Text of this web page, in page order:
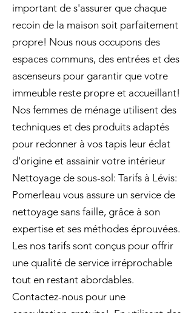
important de s'assurer que chaque
recoin de la maison soit parfaitement
propre! Nous nous occupons des
espaces communs, des entrées et des
ascenseurs pour garantir que votre
immeuble reste propre et accueillant!
Nos femmes de ménage utilisent des
techniques et des produits adaptés
pour redonner à vos tapis leur éclat
d'origine et assainir votre intérieur
Nettoyage de sous-sol: Tarifs à Lévis:
Pomerleau vous assure un service de
nettoyage sans faille, grâce à son
expertise et ses méthodes éprouvées.
Les nos tarifs sont conçus pour offrir
une qualité de service irréprochable
tout en restant abordables.
Contactez-nous pour une